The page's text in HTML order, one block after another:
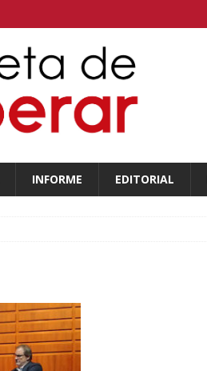
INFORME EDITORIAL